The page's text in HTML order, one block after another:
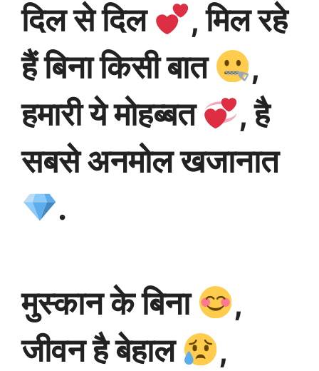
दिल से दिल
, मिल रहे
हैं बिना किसी बात
,
हमारी ये मोहब्बत
, है
सबसे अनमोल खजानात
.
मुस्कान के बिना
,
जीवन है बेहाल
,